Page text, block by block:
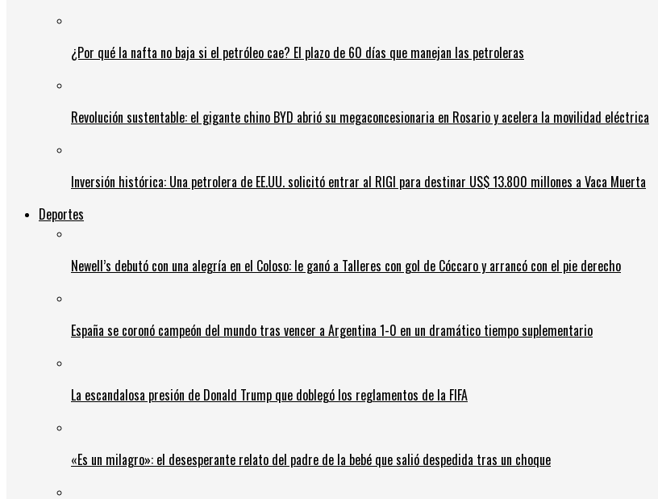
¿Por qué la nafta no baja si el petróleo cae? El plazo de 60 días que manejan las petroleras
Revolución sustentable: el gigante chino BYD abrió su megaconcesionaria en Rosario y acelera la movilidad eléctrica
Inversión histórica: Una petrolera de EE.UU. solicitó entrar al RIGI para destinar US$ 13.800 millones a Vaca Muerta
Deportes
Newell’s debutó con una alegría en el Coloso: le ganó a Talleres con gol de Cóccaro y arrancó con el pie derecho
España se coronó campeón del mundo tras vencer a Argentina 1-0 en un dramático tiempo suplementario
La escandalosa presión de Donald Trump que doblegó los reglamentos de la FIFA
«Es un milagro»: el desesperante relato del padre de la bebé que salió despedida tras un choque